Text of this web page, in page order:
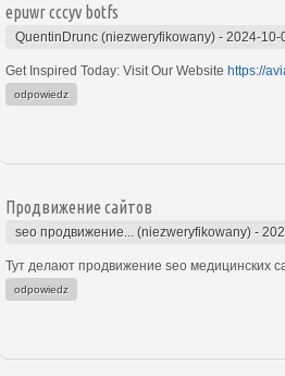
epuwr cccyv botfs
QuentinDrunc (niezweryfikowany) - 2024-10-
Get Inspired Today: Visit Our Website https://
odpowiedz
Продвижение сайтов
seo продвижение... (niezweryfikowany) -
Тут делают продвижение seo медицинских
odpowiedz